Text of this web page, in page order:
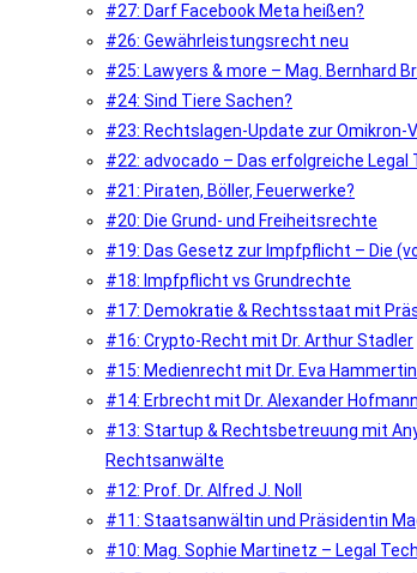
#27: Darf Facebook Meta heißen?
#26: Gewährleistungsrecht neu
#25: Lawyers & more – Mag. Bernhard
#24: Sind Tiere Sachen?
#23: Rechtslagen-Update zur Omikron-
#22: advocado – Das erfolgreiche Legal
#21: Piraten, Böller, Feuerwerke?
#20: Die Grund- und Freiheitsrechte
#19: Das Gesetz zur Impfpflicht – Die
#18: Impfpflicht vs Grundrechte
#17: Demokratie & Rechtsstaat mit
#16: Crypto-Recht mit Dr. Arthur Stadler
#15: Medienrecht mit Dr. Eva
#14: Erbrecht mit Dr. Alexander Hofmann,
#13: Startup & Rechtsbetreuung mit
Rechtsanwälte
#12: Prof. Dr. Alfred J. Noll
#11: Staatsanwältin und Präsidentin
#10: Mag. Sophie Martinetz – Legal Tech